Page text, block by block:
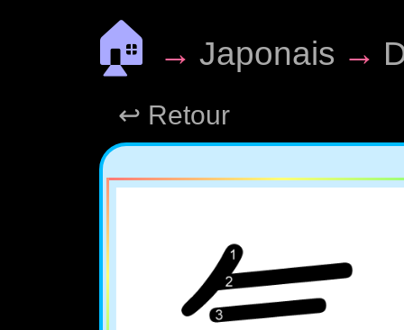
🏠 → Japonais →
↩ Retour